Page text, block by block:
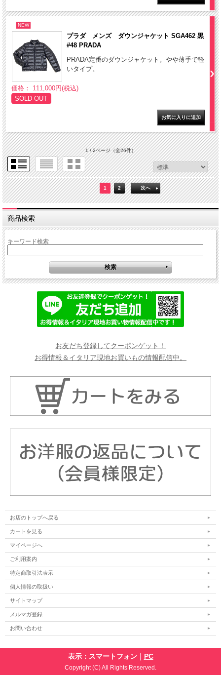
NEW
プラダ メンズ ダウンジャケット SGA462 黒
#48 PRADA
PRADA定番のダウンジャケット。やや薄手で軽
いタイプ。
価格： 111,000円(税込)
SOLD OUT
1 / 2ページ（全26件）
1 2 次へ
商品検索
キーワード検索
お友だち登録してクーポンゲット！
お得情報＆イタリア現地お買いもの情報配信中。
お店のトップへ戻る
カートを見る
マイページへ
ご利用案内
特定商取引法表示
個人情報の取扱い
サイトマップ
メルマガ登録
お問い合わせ
表示：スマートフォン｜ PC
Copyright (C) All Rights Reserved.